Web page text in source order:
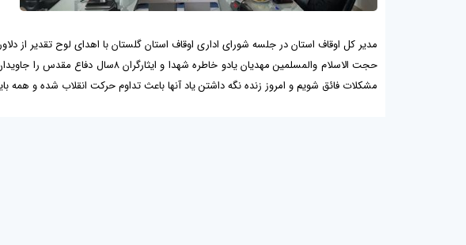
مدیر کل اوقاف استان در جلسه شورای اداری اوقاف استان گلستان با اهدای لوح تقدیر از
حجت الاسلام والمسلمین مهدیان یادو
مشکلات فائق شویم و امروز زنده نگه داشتن یاد آنها باعث تداوم حرکت انقلاب شده و همه